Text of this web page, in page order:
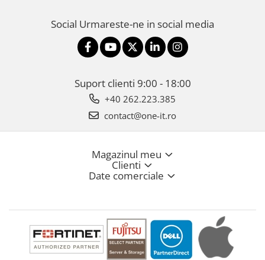
Social Urmareste-ne in social media
Suport clienti 9:00 - 18:00
+40 262.223.385
contact@one-it.ro
Magazinul meu
Clienti
Date comerciale